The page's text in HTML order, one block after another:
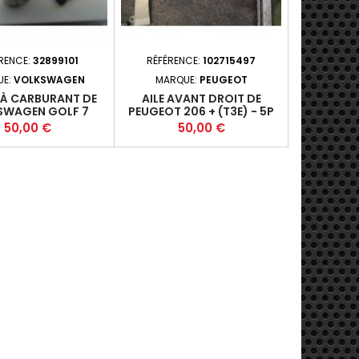
32899101
VOLKSWAGEN
CARBURANT DE
GOLF 7
PHASE 1
Prix
50,00 €
RÉFÉRENCE: 102715497
MARQUE: PEUGEOT
AILE AVANT DROIT DE
PEUGEOT 206 + (T3E) - 5P
2009-03-2013-05 1.1I 60
(44KW) - HFV
Prix
50,00 €
BOITE A
3 VI
PHASE 2
116